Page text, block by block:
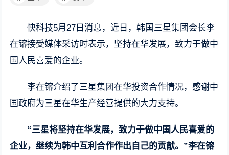
快科技5月27日消息，近日，韩国三星集团会长李
在镕接受媒体采访时表示，坚持在华发展，致力于做中
国人民喜爱的企业。
李在镕介绍了三星集团在华投资合作情况，感谢中
国政府为三星在华生产经营提供的大力支持。
“三星将坚持在华发展，致力于做中国人民喜爱的
企业，继续为韩中互利合作作出自己的贡献。”李在镕